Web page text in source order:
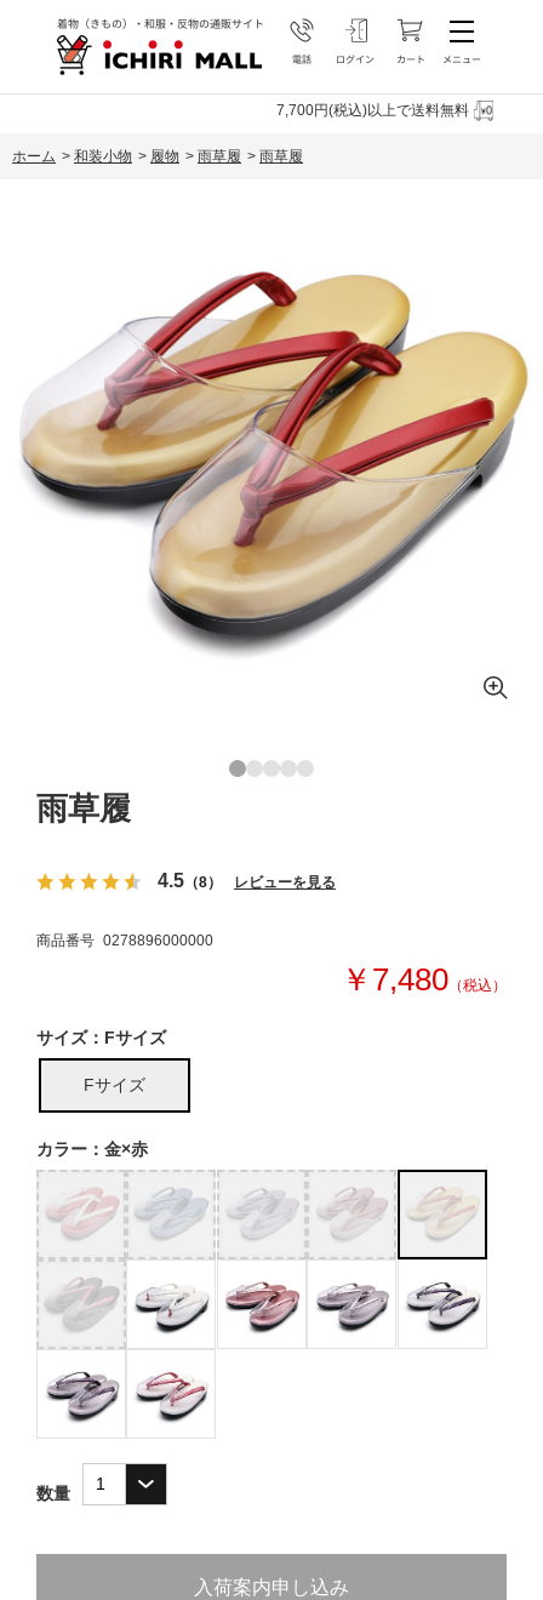
7,700円(税込)以上で送料無料
ホーム > 和装小物 > 履物 > 雨草履 > 雨草履
雨草履
4.5 （8） レビューを見る
商品番号 0278896000000
￥7,480 （税込）
サイズ：Fサイズ
Fサイズ
カラー：金×赤
数量
入荷案内申し込み